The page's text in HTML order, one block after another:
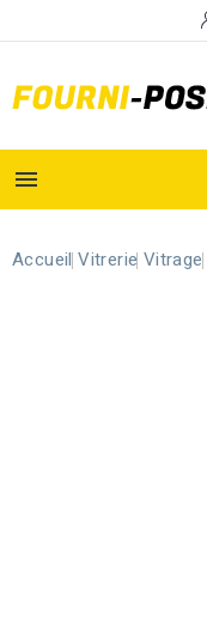

Accueil Vitrerie Vitrage